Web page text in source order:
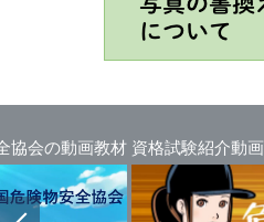
協会の動画教材 資格試験紹介動画